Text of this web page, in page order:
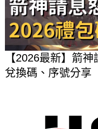
【2026最新】箭
兌換碼、序號分享